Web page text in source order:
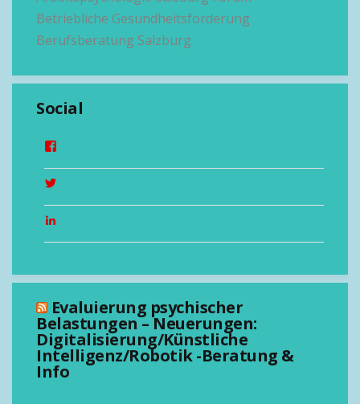
Betriebliche Gesundheitsförderung
Berufsberatung Salzburg
Social
Evaluierung psychischer
Belastungen – Neuerungen:
Digitalisierung/Künstliche
Intelligenz/Robotik -Beratung &
Info